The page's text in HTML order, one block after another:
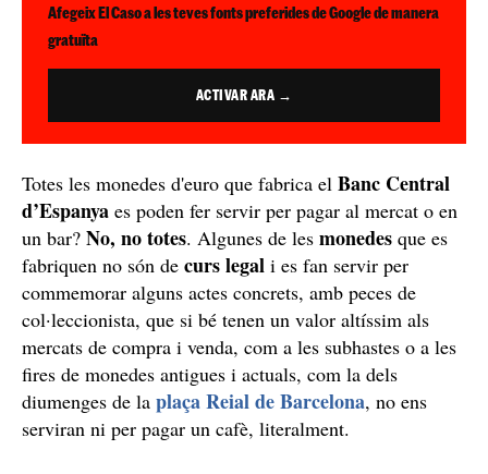
Afegeix El Caso a les teves fonts preferides de Google de manera
gratuïta
ACTIVAR ARA →
Totes les monedes d'euro que fabrica el Banc Central
d’Espanya es poden fer servir per pagar al mercat o en
un bar? No, no totes. Algunes de les monedes que es
fabriquen no són de curs legal i es fan servir per
commemorar alguns actes concrets, amb peces de
col·leccionista, que si bé tenen un valor altíssim als
mercats de compra i venda, com a les subhastes o a les
fires de monedes antigues i actuals, com la dels
diumenges de la plaça Reial de Barcelona, no ens
serviran ni per pagar un cafè, literalment.